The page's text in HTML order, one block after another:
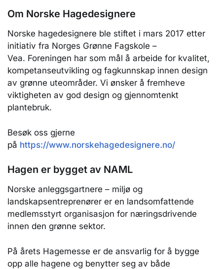
Om Norske Hagedesignere
Norske hagedesignere ble stiftet i mars 2017 etter
initiativ fra Norges Grønne Fagskole –
Vea. Foreningen har som mål å arbeide for kvalitet,
kompetanseutvikling og fagkunnskap innen design
av grønne uteområder. Vi ønsker å fremheve
viktigheten av god design og gjennomtenkt
plantebruk.
Besøk oss gjerne
på https://www.norskehagedesignere.no/
Hagen er bygget av NAML
Norske anleggsgartnere – miljø og
landskapsentreprenører er en landsomfattende
medlemsstyrt organisasjon for næringsdrivende
innen den grønne sektor.
På årets Hagemesse er de ansvarlig for å bygge
opp alle hagene og benytter seg av både